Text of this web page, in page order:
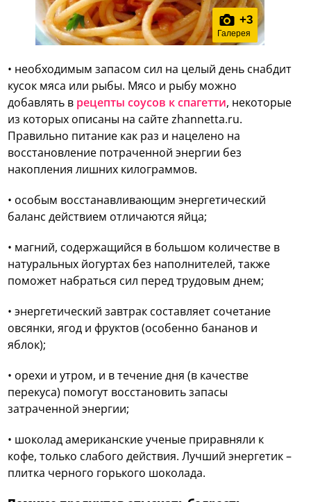
+3
Галерея
• необходимым запасом сил на целый день снабдит
кусок мяса или рыбы. Мясо и рыбу можно
добавлять в рецепты соусов к спагетти, некоторые
из которых описаны на сайте zhannetta.ru.
Правильно питание как раз и нацелено на
восстановление потраченной энергии без
накопления лишних килограммов.
• особым восстанавливающим энергетический
баланс действием отличаются яйца;
• магний, содержащийся в большом количестве в
натуральных йогуртах без наполнителей, также
поможет набраться сил перед трудовым днем;
• энергетический завтрак составляет сочетание
овсянки, ягод и фруктов (особенно бананов и
яблок);
• орехи и утром, и в течение дня (в качестве
перекуса) помогут восстановить запасы
затраченной энергии;
• шоколад американские ученые приравняли к
кофе, только слабого действия. Лучший энергетик –
плитка черного горького шоколада.